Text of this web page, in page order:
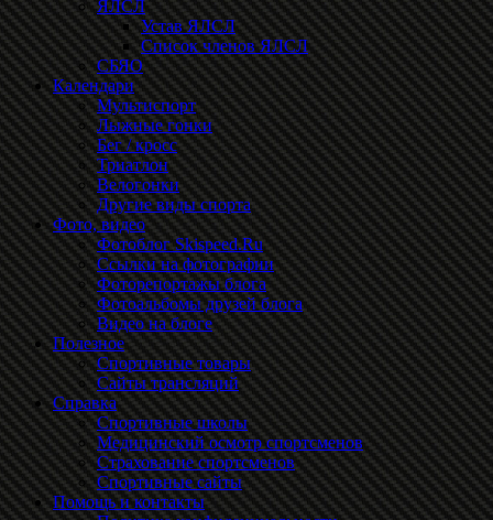
ЯЛСЛ
Устав ЯЛСЛ
Список членов ЯЛСЛ
СБЯО
Календари
Мультиспорт
Лыжные гонки
Бег / кросс
Триатлон
Велогонки
Другие виды спорта
Фото, видео
Фотоблог Skispeed.Ru
Ссылки на фотографии
Фоторепортажы блога
Фотоальбомы друзей блога
Видео на блоге
Полезное
Спортивные товары
Сайты трансляций
Справка
Спортивные школы
Медицинский осмотр спортсменов
Страхование спортсменов
Спортивные сайты
Помощь и контакты